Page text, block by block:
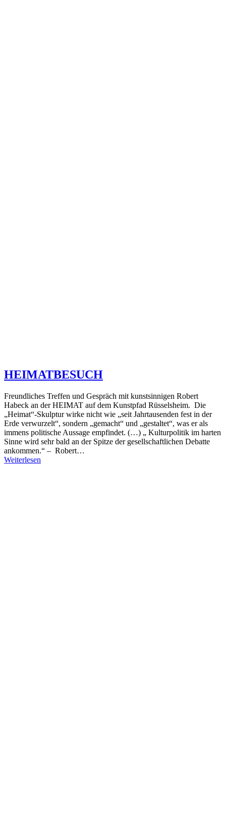
HEIMATBESUCH
Freundliches Treffen und Gespräch mit kunstsinnigen Robert
Habeck an der HEIMAT auf dem Kunstpfad Rüsselsheim. Die
„Heimat“-Skulptur wirke nicht wie „seit Jahrtausenden fest in der
Erde verwurzelt“, sondern „gemacht“ und „gestaltet“, was er als
immens politische Aussage empfindet. (…) „ Kulturpolitik im harten
Sinne wird sehr bald an der Spitze der gesellschaftlichen Debatte
ankommen.“ – Robert…
Weiterlesen